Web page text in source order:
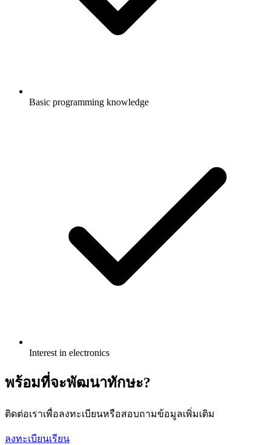
Basic programming knowledge
Interest in electronics
พร้อมที่จะพัฒนาทักษะ?
ติดต่อเราเพื่อลงทะเบียนหรือสอบถามข้อมูลเพิ่มเติม
ลงทะเบียนเรียน